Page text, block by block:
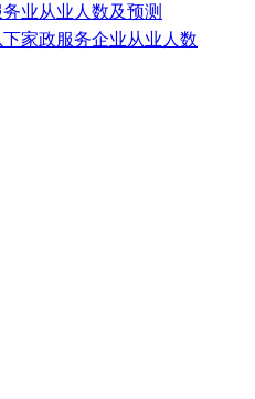
业从业人数及预测
下家政服务企业从业人数